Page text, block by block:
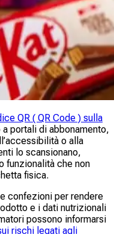
QR ( QR Code ) sulla
portali di abbonamento,
o alla
lo scansionano,
funzionalità che non
fisica.
confezioni per rendere
e i dati nutrizionali
possono informarsi
rischi legati agli